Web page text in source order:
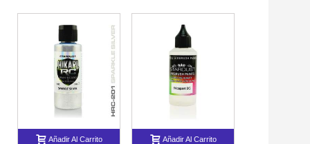
Añadir Al Carrito Añadir Al Carrito